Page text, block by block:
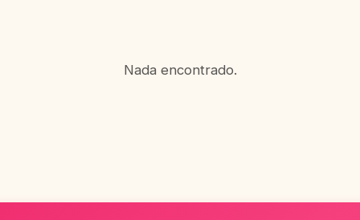
Nada encontrado.